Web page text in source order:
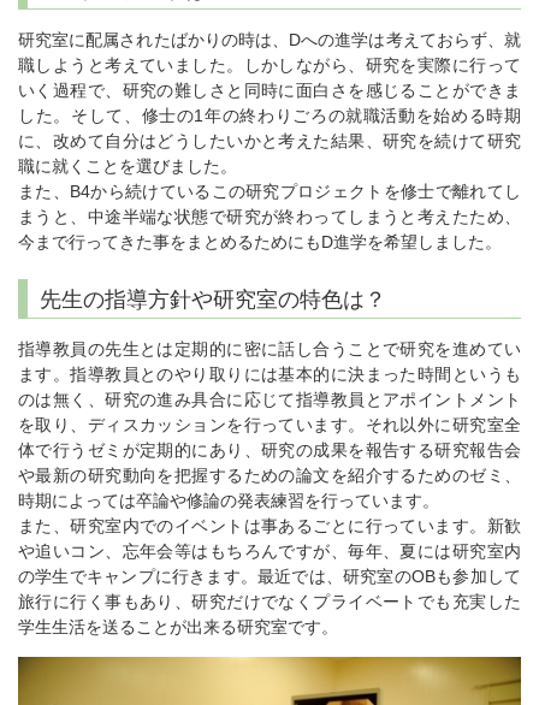
研究室に配属されたばかりの時は、Dへの進学は考えておらず、就
職しようと考えていました。しかしながら、研究を実際に行って
いく過程で、研究の難しさと同時に面白さを感じることができま
した。そして、修士の1年の終わりごろの就職活動を始める時期
に、改めて自分はどうしたいかと考えた結果、研究を続けて研究
職に就くことを選びました。
また、B4から続けているこの研究プロジェクトを修士で離れてし
まうと、中途半端な状態で研究が終わってしまうと考えたため、
今まで行ってきた事をまとめるためにもD進学を希望しました。
先生の指導方針や研究室の特色は？
指導教員の先生とは定期的に密に話し合うことで研究を進めてい
ます。指導教員とのやり取りには基本的に決まった時間というも
のは無く、研究の進み具合に応じて指導教員とアポイントメント
を取り、ディスカッションを行っています。それ以外に研究室全
体で行うゼミが定期的にあり、研究の成果を報告する研究報告会
や最新の研究動向を把握するための論文を紹介するためのゼミ、
時期によっては卒論や修論の発表練習を行っています。
また、研究室内でのイベントは事あるごとに行っています。新歓
や追いコン、忘年会等はもちろんですが、毎年、夏には研究室内
の学生でキャンプに行きます。最近では、研究室のOBも参加して
旅行に行く事もあり、研究だけでなくプライベートでも充実した
学生生活を送ることが出来る研究室です。